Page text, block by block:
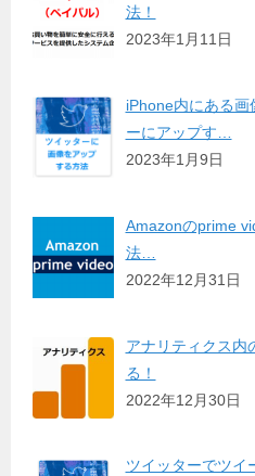
法！
2023年1月11日
iPhone内にある画
ーにアップす…
2023年1月9日
Amazonのprime
法…
2022年12月31日
アナリティクス内
る！
2022年12月30日
ツイッターでツイ